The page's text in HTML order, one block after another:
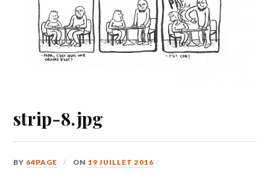
strip-8.jpg
BY 64PAGE ON19 JUILLET 2016